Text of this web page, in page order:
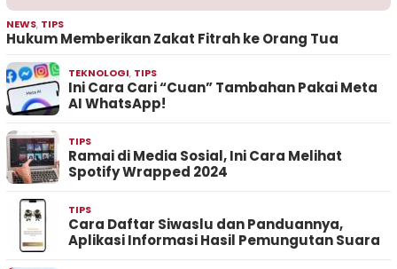
NEWS, TIPS
Hukum Memberikan Zakat Fitrah ke Orang Tua
TEKNOLOGI, TIPS
Ini Cara Cari “Cuan” Tambahan Pakai Meta
AI WhatsApp!
TIPS
Ramai di Media Sosial, Ini Cara Melihat
Spotify Wrapped 2024
TIPS
Cara Daftar Siwaslu dan Panduannya,
Aplikasi Informasi Hasil Pemungutan Suara